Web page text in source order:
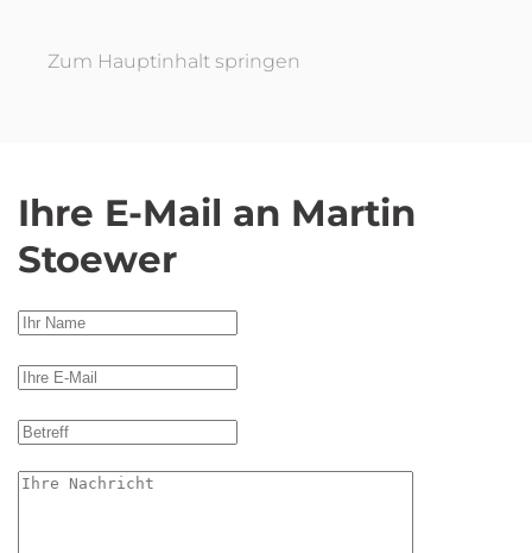
Zum Hauptinhalt springen
Ihre E-Mail an Martin
Stoewer